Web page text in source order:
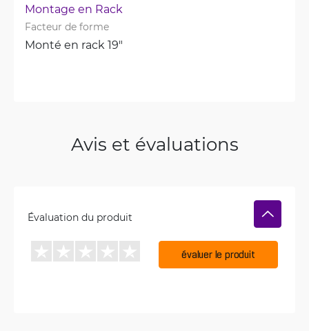
Montage en Rack
Facteur de forme
Monté en rack 19"
Avis et évaluations
Évaluation du produit
évaluer le produit